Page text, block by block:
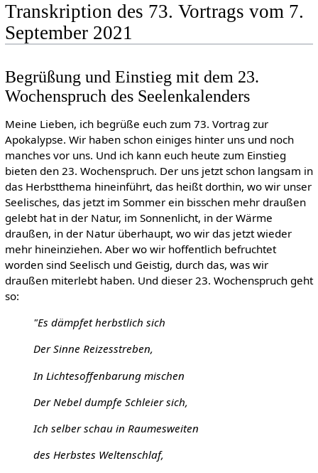
Transkription des 73. Vortrags vom 7.
September 2021
Begrüßung und Einstieg mit dem 23.
Wochenspruch des Seelenkalenders
Meine Lieben, ich begrüße euch zum 73. Vortrag zur
Apokalypse. Wir haben schon einiges hinter uns und noch
manches vor uns. Und ich kann euch heute zum Einstieg
bieten den 23. Wochenspruch. Der uns jetzt schon langsam in
das Herbstthema hineinführt, das heißt dorthin, wo wir unser
Seelisches, das jetzt im Sommer ein bisschen mehr draußen
gelebt hat in der Natur, im Sonnenlicht, in der Wärme
draußen, in der Natur überhaupt, wo wir das jetzt wieder
mehr hineinziehen. Aber wo wir hoffentlich befruchtet
worden sind Seelisch und Geistig, durch das, was wir
draußen miterlebt haben. Und dieser 23. Wochenspruch geht
so:
"Es dämpfet herbstlich sich
Der Sinne Reizesstreben,
In Lichtesoffenbarung mischen
Der Nebel dumpfe Schleier sich,
Ich selber schau in Raumesweiten
des Herbstes Weltenschlaf,